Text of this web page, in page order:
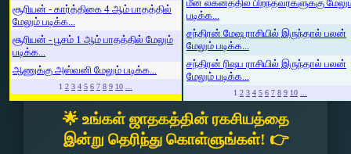
சூரியன் - கார்த்திகை 4 ஆம் பாதத்தில்
மேலும் படிக்க...
சூரியன் - பூசம் 1 ஆம் பாதத்தில் மேலும்
படிக்க...
ஆணுக்கு அஸ்வனி மேலும் படிக்க...
1 2 3 4 5 6 7 8 9 10 ...
மீன லக்னத்தில் பிறந்தவர்களுக்கு
படிக்க...
சந்திரன் மேஷ ராசியில் இருந்தால் பலன்
மேலும் படிக்க...
சந்திரன் ரிஷப ராசியில் இருந்தால் பலன்
மேலும் படிக்க...
1 2 3 4 5 6 7 8 9 10 ...
🌟 உங்கள் ஜாதகத்தின் ரகசியத்தை
இன்று தெரிந்து கொள்ளுங்கள்! 👉